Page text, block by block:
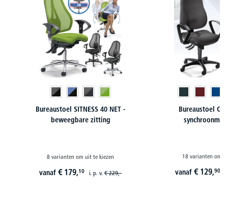
Bureaustoel SITNESS 40 NET -
beweegbare zitting
8 varianten om uit te kiezen
vanaf€ 179,10 i. p. v.€ 229,-
Bureaustoel
18 varianten om
vanaf€ 129,90